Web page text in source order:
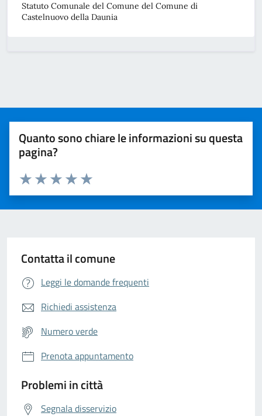
Statuto Comunale del Comune del Comune di
Castelnuovo della Daunia
Quanto sono chiare le informazioni su questa
pagina?
Valuta da 1 a 5 stelle la pagina
Valuta 5 stelle su 5
Valuta 4 stelle su 5
Valuta 3 stelle su 5
Valuta 2 stelle su 5
Valuta 1 stelle su 5
Contatta il comune
Leggi le domande frequenti
Richiedi assistenza
Numero verde
Prenota appuntamento
Problemi in città
Segnala disservizio